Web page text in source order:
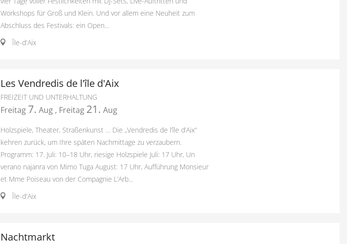
Workshops für Groß und Klein. Und vor allem eine Neuheit zum
Abschluss des Festivals: ein Open...
Île-d'Aix
Les Vendredis de l'île d'Aix
FREIZEIT UND UNTERHALTUNG
Freitag 7. Aug , Freitag 21. Aug
Holzspiele, Theater, Straßenkunst … Die „Vendredis de l’île d’Aix“
kehren zurück, um Ihre späten Nachmittage zu verzaubern.
Programm: 17. Juli: 10–18 Uhr, riesige Holzspiele Juli: 17 Uhr, Un
verano najanra von Mimo Tuga August: 17 Uhr, Aufführung Monsieur
et Mme Poiseau von der Compagnie L’Arb...
Île-d'Aix
Nachtmarkt